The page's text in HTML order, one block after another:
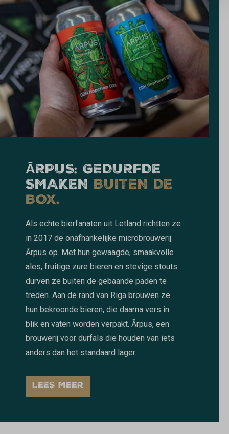
ĀRPUS: GEDURFDE
SMAKEN BUITEN DE
BOX.
Als echte bierfanaten uit Letland richtten ze
in 2017 de onafhankelijke microbrouwerij
Ārpus op. Met hun gewaagde, smaakvolle
ales, fruitige zure bieren en stevige stouts
durven ze buiten de gebaande paden te
treden. Aan de rand van Riga brouwen ze
hun bekroonde bieren, die daarna vers in
blik en vaten worden verpakt. Ārpus, een
brouwerij voor durfals die houden van iets
anders dan het standaard lager.
LEES MEER